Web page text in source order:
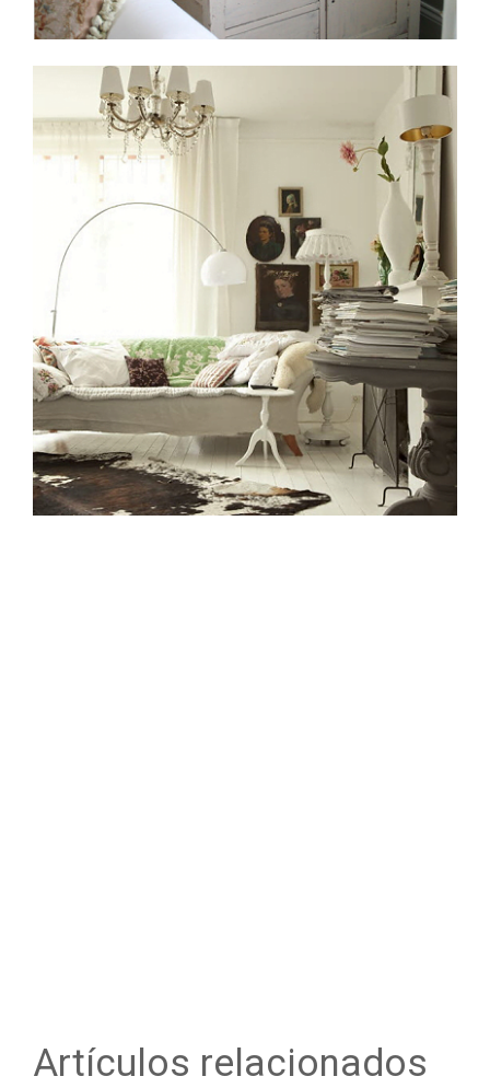
Artículos relacionados